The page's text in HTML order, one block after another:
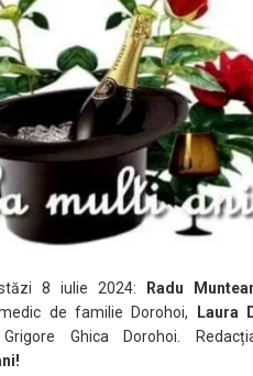
8 iulie 2024: Radu
de familie Dorohoi, Laura
Ghica Dorohoi.